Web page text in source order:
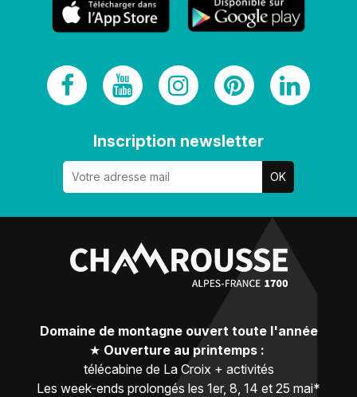
Inscription newsletter
Domaine de montagne ouvert toute l'année
★ Ouverture au printemps :
télécabine de La Croix + activités
Les week-ends prolongés les 1er, 8, 14 et 25 mai*